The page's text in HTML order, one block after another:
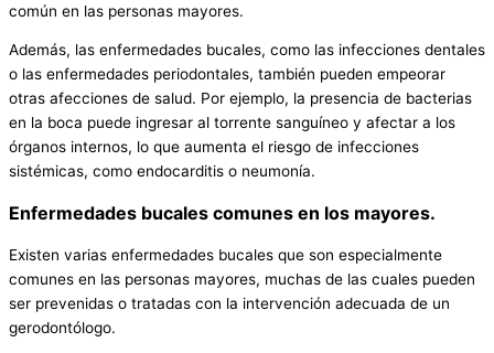
común en las personas mayores.
Además, las enfermedades bucales, como las infecciones dentales
o las enfermedades periodontales, también pueden empeorar
otras afecciones de salud. Por ejemplo, la presencia de bacterias
en la boca puede ingresar al torrente sanguíneo y afectar a los
órganos internos, lo que aumenta el riesgo de infecciones
sistémicas, como endocarditis o neumonía.
Enfermedades bucales comunes en los mayores.
Existen varias enfermedades bucales que son especialmente
comunes en las personas mayores, muchas de las cuales pueden
ser prevenidas o tratadas con la intervención adecuada de un
gerodontólogo.